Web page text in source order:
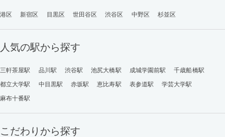
港区 新宿区 目黒区 世田谷区 渋谷区 中野区 杉並区
人気の駅から探す
三軒茶屋駅 品川駅 渋谷駅 池尻大橋駅 成城学園前駅
千歳船橋駅
都立大学駅
中目黒駅 赤坂駅 恵比寿駅 表参道駅
学芸大学駅
麻布十番駅
こだわりから探す